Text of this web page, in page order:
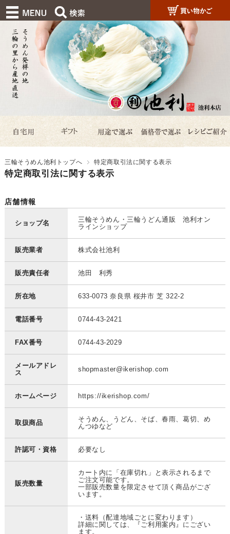
三輪そうめん池利トップへ 特定商取引法に関する表示
特定商取引法に関する表示
店舗情報
ショップ名
三輪そうめん・三輪うどん通販 池利オン
ラインショップ
販売業者 株式会社池利
販売責任者 池田 利秀
所在地 633-0073 奈良県 桜井市 芝 322-2
電話番号 0744-43-2421
FAX番号 0744-43-2029
メールアドレ
ス
shopmaster@ikerishop.com
ホームページ https://ikerishop.com/
取扱商品
そうめん、うどん、そば、春雨、葛切、め
んつゆなど
許認可・資格 必要なし
販売数量
カート内に「在庫切れ」と表示されるまで
ご注文可能です。
一部販売数量を限定させて頂く商品がござ
います。
・送料（配達地域ごとに変わります）
詳細に関しては、『ご利用案内』にござい
ます。